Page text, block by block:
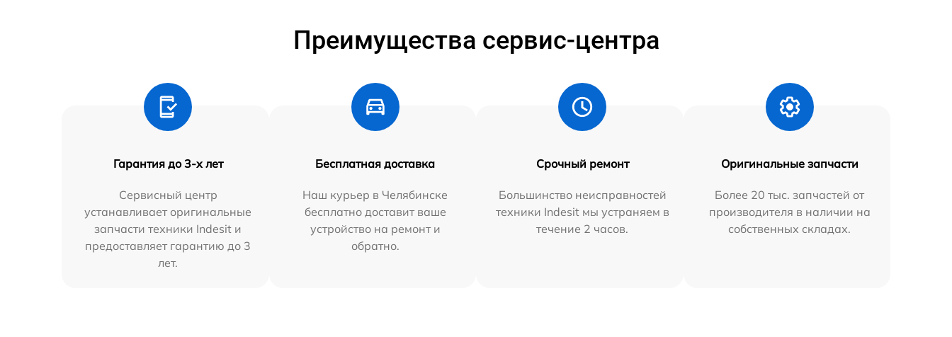
Преимущества сервис-центра
Гарантия до 3-х лет
Сервисный центр
устанавливает оригинальные
запчасти техники Indesit и
предоставляет гарантию до 3
лет.
Бесплатная доставка
Наш курьер в Челябинске
бесплатно доставит ваше
устройство на ремонт и
обратно.
Срочный ремонт
Большинство неисправностей
техники Indesit мы устраняем в
течение 2 часов.
Оригинальные запчасти
Более 20 тыс. запчастей от
производителя в наличии на
собственных складах.